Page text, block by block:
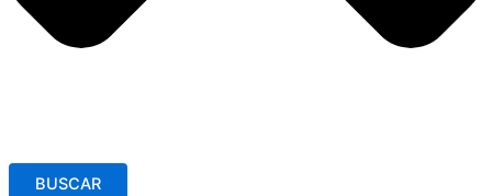
BUSCAR